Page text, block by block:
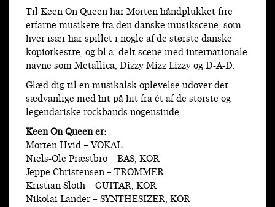
Til Keen On Queen har Morten håndplukket fire
erfarne musikere fra den danske musikscene, som
hver især har spillet i nogle af de største danske
kopiorkestre, og bl.a. delt scene med internationale
navne som Metallica, Dizzy Mizz Lizzy og D-A-D.
Glæd dig til en musikalsk oplevelse udover det
sædvanlige med hit på hit fra ét af de største og
legendariske rockbands nogensinde.
Keen On Queen er:
Morten Hvid – VOKAL
Niels-Ole Præstbro – BAS, KOR
Jeppe Christensen – TROMMER
Kristian Sloth – GUITAR, KOR
Nikolai Lander – SYNTHESIZER, KOR